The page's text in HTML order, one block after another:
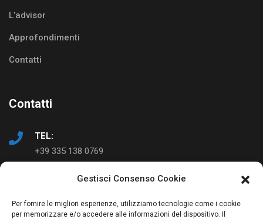
Gestisci Consenso Cookie
Per fornire le migliori esperienze, utilizziamo tecnologie come i cookie
per memorizzare e/o accedere alle informazioni del dispositivo. Il
L’advisor
Approfondimenti
Contatti
Contatti
TEL:
+39 335 138 0769